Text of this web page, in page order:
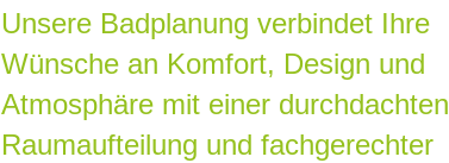
Unsere Badplanung verbindet Ihre
Wünsche an Komfort, Design und
Atmosphäre mit einer durchdachten
Raumaufteilung und fachgerechter